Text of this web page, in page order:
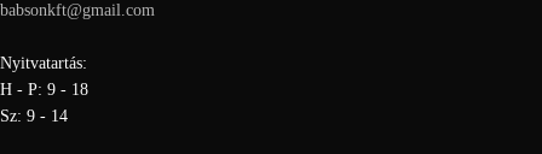
babsonkft@gmail.com
Nyitvatartás:
H - P: 9 - 18
Sz: 9 - 14